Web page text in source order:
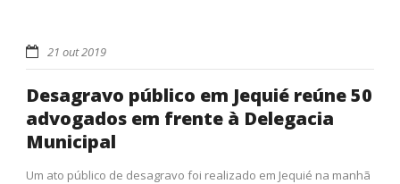
21 out 2019
Desagravo público em Jequié reúne 50
advogados em frente à Delegacia
Municipal
Um ato público de desagravo foi realizado em Jequié na manhã